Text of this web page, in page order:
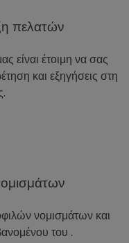
πελατών
είναι έτοιμη να σας
και εξηγήσεις στη
νομισμάτων και
του .